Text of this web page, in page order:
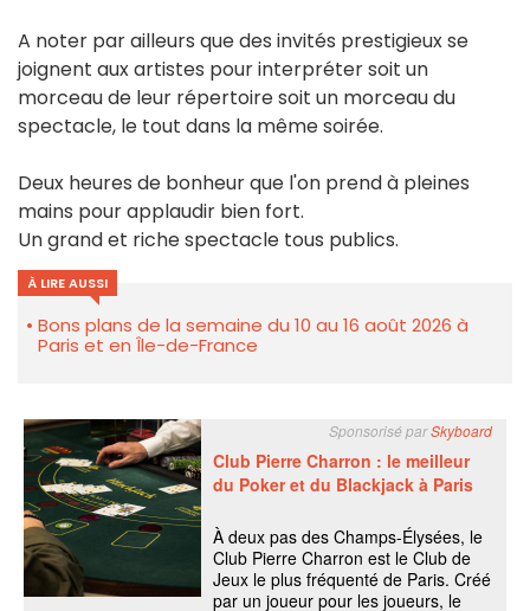
A noter par ailleurs que des invités prestigieux se
joignent aux artistes pour interpréter soit un
morceau de leur répertoire soit un morceau du
spectacle, le tout dans la même soirée.
Deux heures de bonheur que l'on prend à pleines
mains pour applaudir bien fort.
Un grand et riche spectacle tous publics.
À LIRE AUSSI
Bons plans de la semaine du 10 au 16 août 2026 à
Paris et en Île-de-France